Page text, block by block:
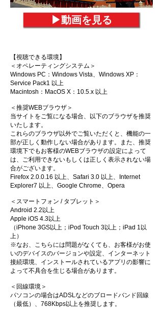
▶︎動画を見る
【視聴できる環境】
＜オペレーティングシステム＞
Windows PC：Windows Vista、Windows XP：
Service Pack1 以上
Macintosh：MacOS X：10.5.x 以上
＜推奨WEBブラウザ＞
当サイトをご覧になる場合、以下のブラウザを推奨
いたします。
これらのブラウザ以外でご覧いただくと、機能の一
部が正しく動作しない場合があります。また、推奨
環境下でもお客様のWEBブラウザの設定によって
は、ご利用できないもしくは正しく表示されない場
合がございます。
Firefox 2.0.0.16 以上、Safari 3.0 以上、Internet
Explorer7 以上、Google Chrome、Opera
＜スマートフォン / タブレット＞
Android 2.2以上
Apple iOS 4.3以上
（iPhone 3GS以上；iPod Touch 3以上；iPad 1以
上）
※なお、こちらには問題がなくても、お客様がお使
いのデバイスのバージョンや設定、インターネット
接続環境、インストールされているアプリの影響に
よって不具合を生じる場合があります。
＜回線環境＞
パソコンの場合はADSLなどのブロードバンド回線
（最低）、768Kbps以上を推奨します。